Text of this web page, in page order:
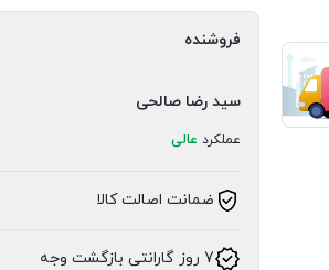
فروشنده
سید رضا صالحی
عملکرد عالی
ضمانت اصالت کالا
7 روز گارانتی بازگشت وجه